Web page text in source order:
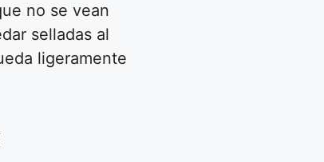
no se vean
selladas al
ligeramente